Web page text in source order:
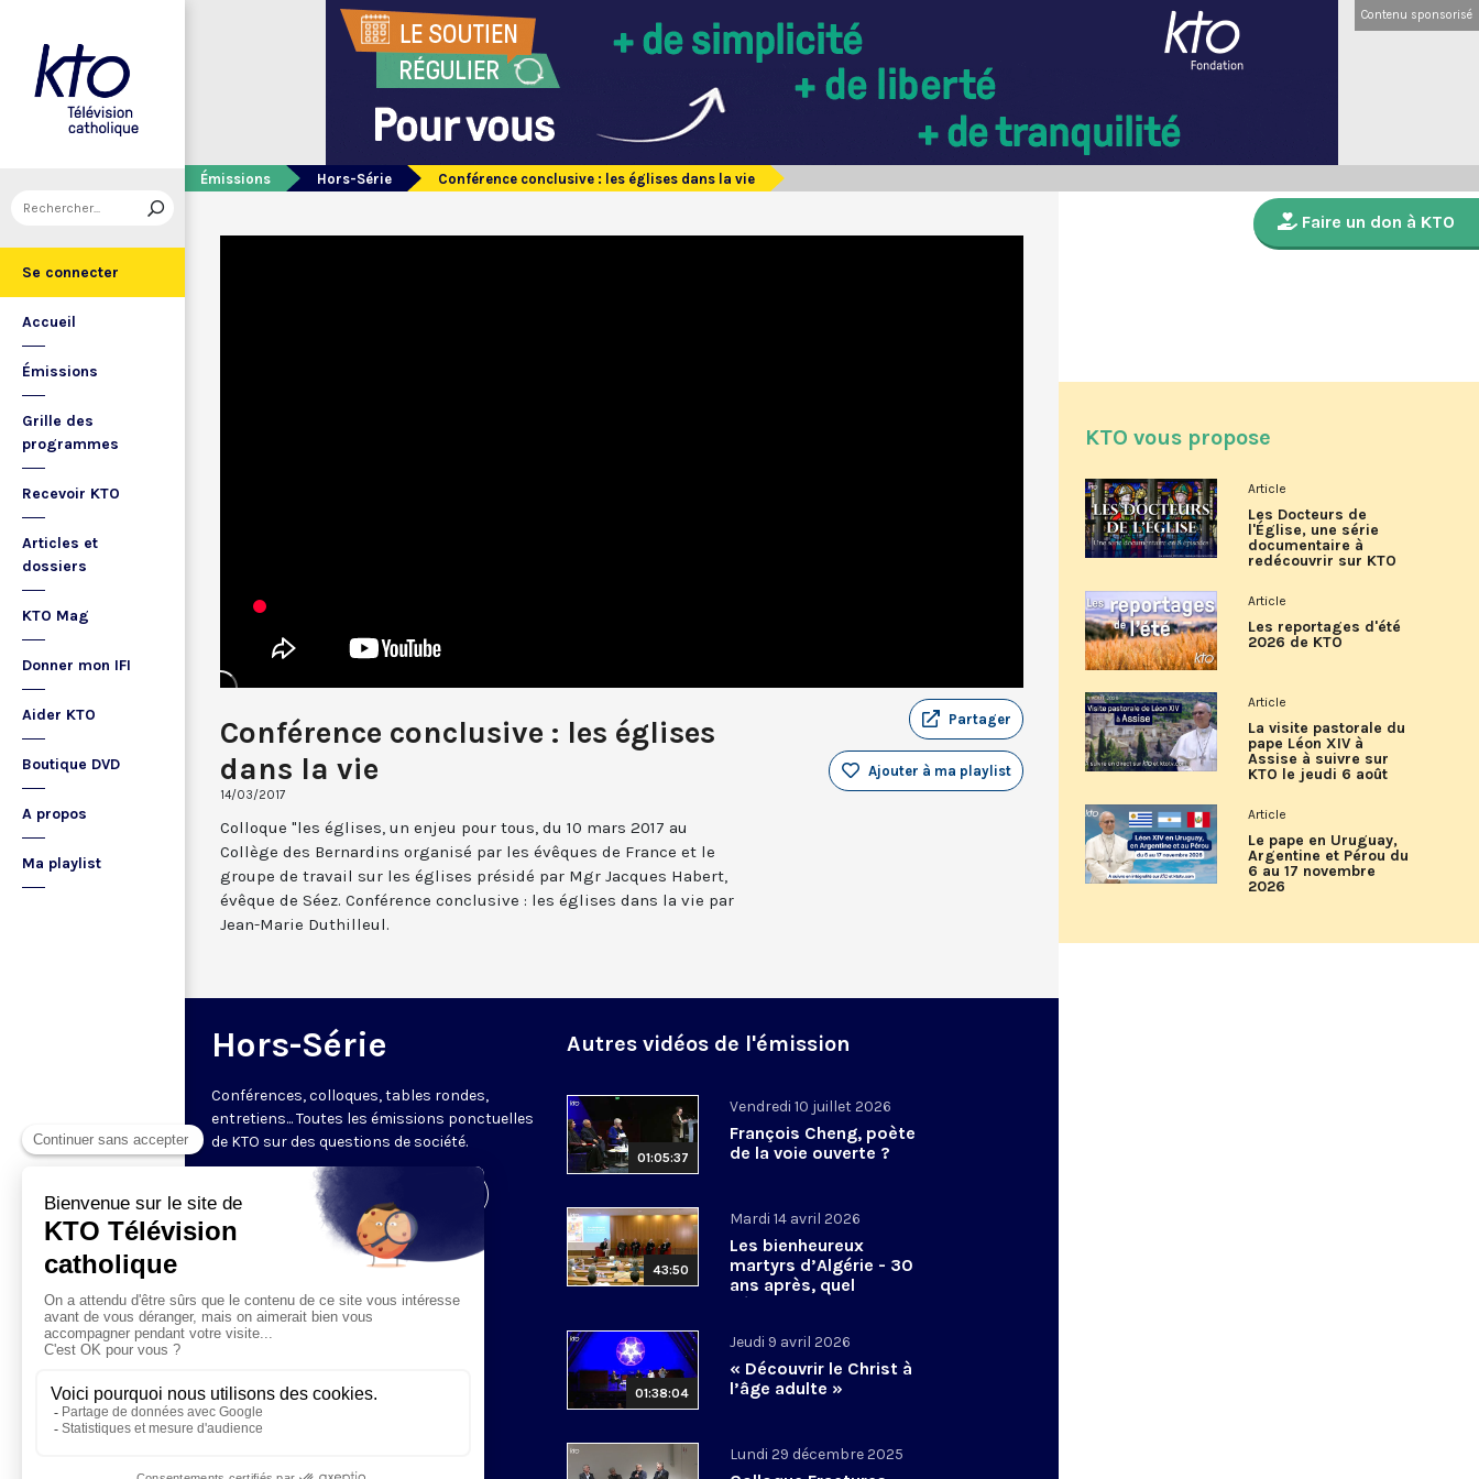
Se connecter
Accueil
Émissions
Grille des
programmes
Recevoir KTO
Articles et
dossiers
KTO Mag
Donner mon IFI
Aider KTO
Boutique DVD
A propos
Ma playlist
Contenu sponsorisé
Émissions Hors-Série Conférence conclusive : les églises dans la vie
Conférence conclusive : les églises
dans la vie
14/03/2017
Partager
Ajouter à ma playlist
Colloque "les églises, un enjeu pour tous, du 10 mars 2017 au
Collège des Bernardins organisé par les évêques de France et le
groupe de travail sur les églises présidé par Mgr Jacques Habert,
évêque de Séez. Conférence conclusive : les églises dans la vie par
Jean-Marie Duthilleul.
Hors-Série
Conférences, colloques, tables rondes,
entretiens... Toutes les émissions ponctuelles
de KTO sur des questions de société.
Visiter la page de l'émission
Autres vidéos de l'émission
01:05:37
Vendredi 10 juillet 2026
François Cheng, poète
de la voie ouverte ?
43:50
Mardi 14 avril 2026
Les bienheureux
martyrs d’Algérie - 30
ans après, quel
héritage spirituel?
01:38:04
Jeudi 9 avril 2026
« Découvrir le Christ à
l’âge adulte »
Lundi 29 décembre 2025
Faire un don à KTO
KTO vous propose
Article
Les Docteurs de
l'Église, une série
documentaire à
redécouvrir sur KTO
Article
Les reportages d'été
2026 de KTO
Article
La visite pastorale du
pape Léon XIV à
Assise à suivre sur
KTO le jeudi 6 août
Article
Le pape en Uruguay,
Argentine et Pérou du
6 au 17 novembre
2026